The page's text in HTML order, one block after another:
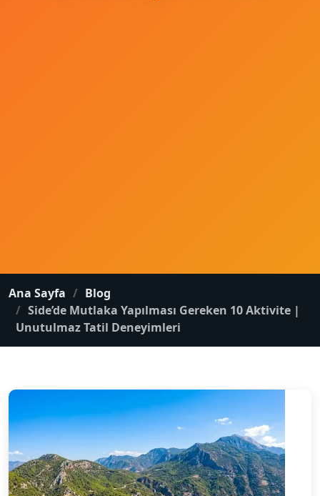
Ana Sayfa
Blog
Side’de Mutlaka Yapılması Gereken 10 Aktivite |
Unutulmaz Tatil Deneyimleri